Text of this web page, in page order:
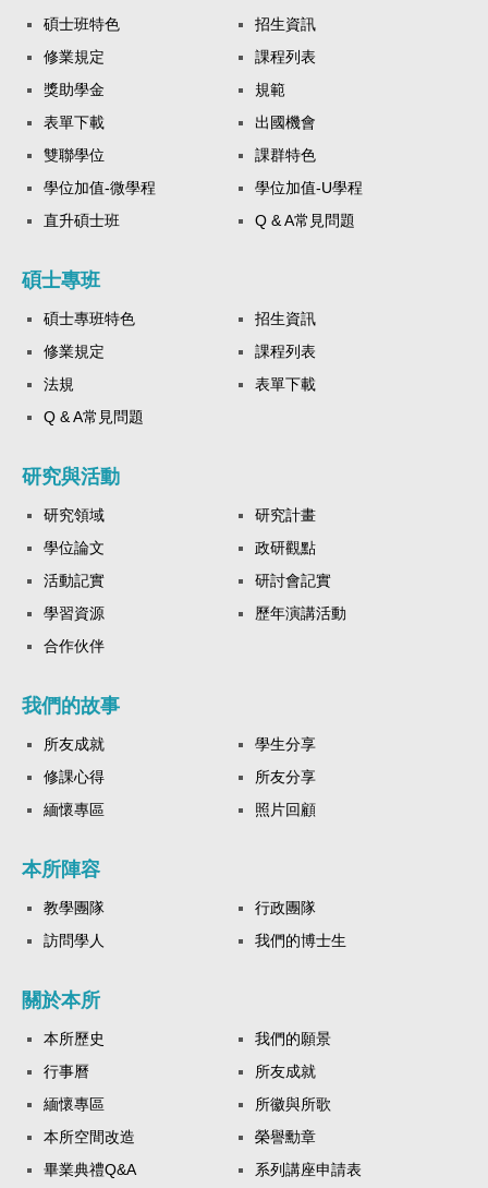
碩士班特色
招生資訊
修業規定
課程列表
獎助學金
規範
表單下載
出國機會
雙聯學位
課群特色
學位加值-微學程
學位加值-U學程
直升碩士班
Q & A常見問題
碩士專班
碩士專班特色
招生資訊
修業規定
課程列表
法規
表單下載
Q & A常見問題
研究與活動
研究領域
研究計畫
學位論文
政研觀點
活動記實
研討會記實
學習資源
歷年演講活動
合作伙伴
我們的故事
所友成就
學生分享
修課心得
所友分享
緬懷專區
照片回顧
本所陣容
教學團隊
行政團隊
訪問學人
我們的博士生
關於本所
本所歷史
我們的願景
行事曆
所友成就
緬懷專區
所徽與所歌
本所空間改造
榮譽勳章
畢業典禮Q&A
系列講座申請表